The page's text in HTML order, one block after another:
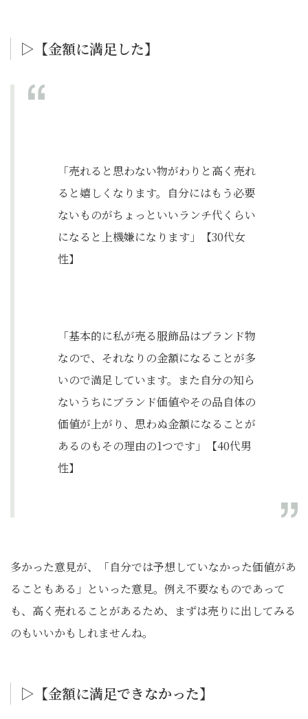
▷【金額に満足した】
「売れると思わない物がわりと高く売れ
ると嬉しくなります。自分にはもう必要
ないものがちょっといいランチ代くらい
になると上機嫌になります」【30代女
性】
「基本的に私が売る服飾品はブランド物
なので、それなりの金額になることが多
いので満足しています。また自分の知ら
ないうちにブランド価値やその品自体の
価値が上がり、思わぬ金額になることが
あるのもその理由の1つです」【40代男
性】
多かった意見が、「自分では予想していなかった価値があ
ることもある」といった意見。例え不要なものであって
も、高く売れることがあるため、まずは売りに出してみる
のもいいかもしれませんね。
▷【金額に満足できなかった】